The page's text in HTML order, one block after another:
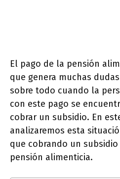
El pago de la pensión
que genera muchas
sobre todo cuando la
con este pago se
cobrar un subsidio. En
analizaremos esta
que cobrando un
pensión alimenticia.